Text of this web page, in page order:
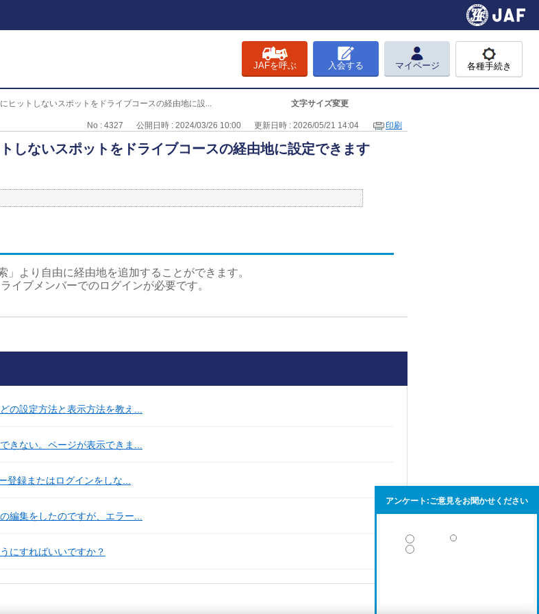
JAFを呼ぶ 入会する マイページ 各種手続き
文字サイズ変更
ヒットしないスポットをドライブコースの経由地に設...
No : 4327 公開日時 : 2024/03/26 10:00 更新日時 : 2026/05/21 14:04 印刷
しないスポットをドライブコースの経由地に設定できます
より自由に経由地を追加することができます。
イブメンバーでのログインが必要です。
の設定方法と表示方法を教え...
きない。ページが表示できま...
録またはログインをしな...
編集をしたのですが、エラー...
にすればいいですか？
アンケート:ご意見をお聞かせください